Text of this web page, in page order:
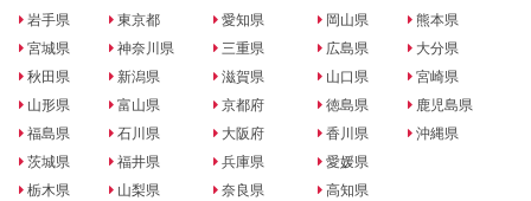
岩手県
宮城県
秋田県
山形県
福島県
茨城県
栃木県
東京都
神奈川県
新潟県
富山県
石川県
福井県
山梨県
愛知県
三重県
滋賀県
京都府
大阪府
兵庫県
奈良県
岡山県
広島県
山口県
徳島県
香川県
愛媛県
高知県
熊本県
大分県
宮崎県
鹿児島県
沖縄県